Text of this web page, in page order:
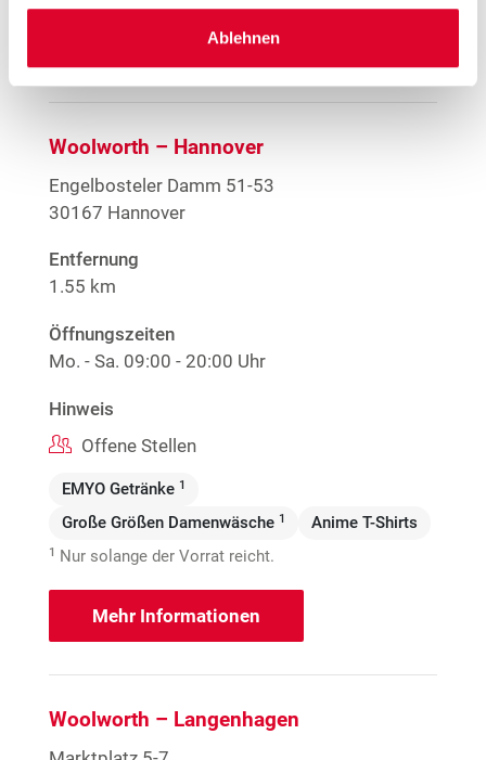
Ablehnen
Mehr Informationen
Woolworth – Hannover
Engelbosteler Damm 51-53
30167 Hannover
Entfernung
1.55 km
Öffnungszeiten
Mo. - Sa. 09:00 - 20:00 Uhr
Hinweis
Offene Stellen
EMYO Getränke 1
Große Größen Damenwäsche 1 Anime T-Shirts
1 Nur solange der Vorrat reicht.
Mehr Informationen
Woolworth – Langenhagen